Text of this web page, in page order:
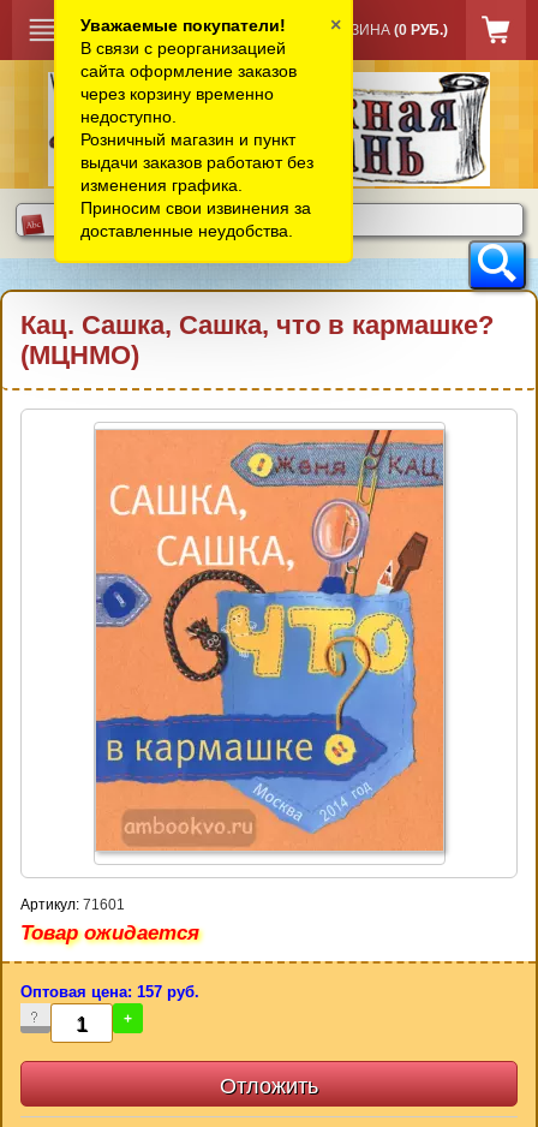
КОРЗИНА (0 РУБ.)
Кац. Сашка, Сашка, что в кармашке?
(МЦНМО)
Артикул: 71601
Товар ожидается
Оптовая цена: 157 руб.
- +
Уважаемые покупатели!
В связи с реорганизацией
сайта оформление заказов
через корзину временно
недоступно.
Розничный магазин и пункт
выдачи заказов работают без
изменения графика.
Приносим свои извинения за
доставленные неудобства.
×